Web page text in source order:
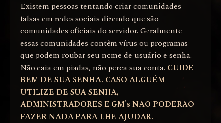
Existem pessoas tentando criar comunidades
falsas em redes sociais dizendo que são
comunidades oficiais do servidor. Geralmente
essas comunidades contêm vírus ou programas
que podem roubar seu nome de usuário e senha.
Não caia em piadas, não perca sua conta. CUIDE
BEM DE SUA SENHA. CASO ALGUÉM
UTILIZE DE SUA SENHA,
ADMINISTRADORES E GM's NÃO PODERÃO
FAZER NADA PARA LHE AJUDAR.